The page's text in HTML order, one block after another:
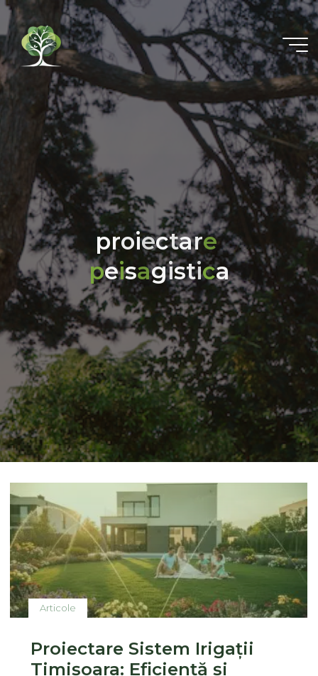
proiectare
peisagistica
Articole
Proiectare Sistem Irigații
Timișoara: Eficiență și